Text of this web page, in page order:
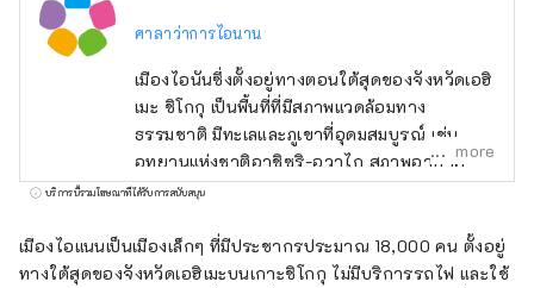
ศาลาว่าการไอนาน
เมืองไอนันซึ่งตั้งอยู่ทางตอนใต้สุดของจังหวัดเอฮิ
เมะ ชิโกกุ เป็นพื้นที่ที่มีสภาพแวดล้อมทาง
ธรรมชาติ มีทะเลและภูเขาที่อุดมสมบูรณ์ เช่น
อุทยานแห่งชาติอาชิซูริ-อุวาไก สภาพอากาศ
อบอุ่นตลอดทั้งปี และคุณสามารถมองเห็น
more
บริการนี้รวมโฆษณาที่ได้รับการสนับสนุน
เมืองไอแนนเป็นเมืองเล็กๆ ที่มีประชากรประมาณ 18,000 คน ตั้งอยู่
ทางใต้สุดของจังหวัดเอฮิเมะบนเกาะชิโกกุ ไม่มีบริการรถไฟ และใช้